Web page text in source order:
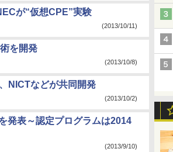
が“仮想CPE”実験
(2013/10/11)
を開発
(2013/10/8)
NICTなどが共同開発
(2013/10/2)
発表～認定プログラムは2014
(2013/9/10)